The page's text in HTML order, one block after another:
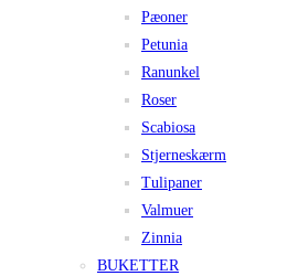
Pæoner
Petunia
Ranunkel
Roser
Scabiosa
Stjerneskærm
Tulipaner
Valmuer
Zinnia
BUKETTER